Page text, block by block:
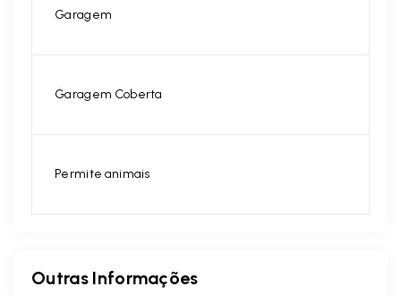
Garagem
Garagem Coberta
Permite animais
Outras Informações